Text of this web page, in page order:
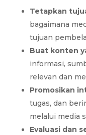
Tetapkan
bagaimana
tujuan
Buat konten
informasi,
relevan dan
Promosikan
tugas, dan
melalui media
Evaluasi dan